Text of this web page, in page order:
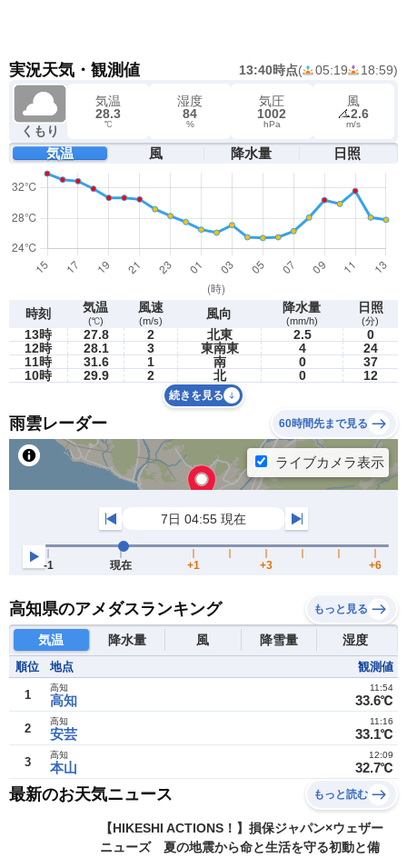
実況天気・観測値 13:40時点( 05:19 18:59)
くもり
気温
28.3
℃
湿度
84
%
気圧
1002
hPa
風
2.6
m/s
気温 風 降水量 日照
時刻 気温
(℃)
風速
(m/s) 風向 降水量
(mm/h)
日照
(分)
13時 27.8 2 北東 2.5
0
12時
28.1 3 東南東 4
24
11時
31.6 1 南 0
37
10時
29.9 2 北 0 12
続きを見る
雨雲レーダー 60時間先まで見る
高知県のアメダスランキング もっと見る
気温 降水量 風 降雪量 湿度
順位 地点 観測値
1 高知
高知
33.6℃
11:54
2 安芸
高知
33.1℃
11:16
3 本山
高知
32.7℃
12:09
最新のお天気ニュース もっと読む
【HIKESHI ACTIONS！】損保ジャパン×ウェザー
ニューズ 夏の地震から命と生活を守る初動と備